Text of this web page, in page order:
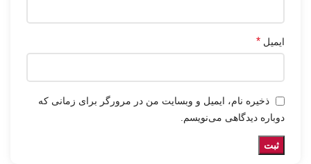
ایمیل *
ذخیره نام، ایمیل و وبسایت من در مرورگر برای زمانی که
دوباره دیدگاهی می‌نویسم.